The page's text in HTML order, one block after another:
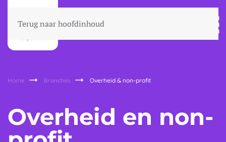
Terug naar hoofdinhoud
Home Branches Overheid & non-profit
Overheid en non-